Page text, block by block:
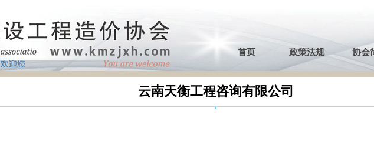
首页 政策法规 协会简介 会员风采 联系我们